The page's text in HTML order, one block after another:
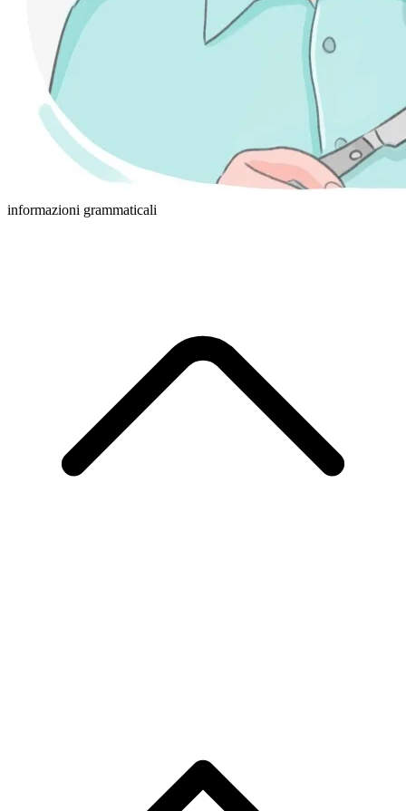
informazioni grammaticali